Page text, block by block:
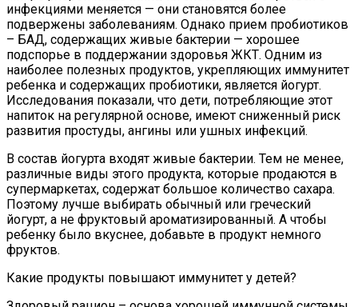
инфекциями меняется — они становятся более
подвержены заболеваниям. Однако прием пробиотиков
– БАД, содержащих живые бактерии — хорошее
подспорье в поддержании здоровья ЖКТ. Одним из
наиболее полезных продуктов, укрепляющих иммунитет
ребенка и содержащих пробиотики, является йогурт.
Исследования показали, что дети, потребляющие этот
напиток на регулярной основе, имеют сниженный риск
развития простуды, ангины или ушных инфекций.
В состав йогурта входят живые бактерии. Тем не менее,
различные виды этого продукта, которые продаются в
супермаркетах, содержат большое количество сахара.
Поэтому лучше выбирать обычный или греческий
йогурт, а не фруктовый ароматизированный. А чтобы
ребенку было вкуснее, добавьте в продукт немного
фруктов.
Какие продукты повышают иммунитет у детей?